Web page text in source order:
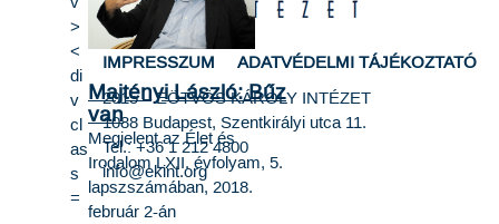
Majtényi László: Bűz
van
Megjelent az Élet és
Irodalom LXII. évfolyam, 5.
lapszszámában, 2018.
február 2-án
IMPRESSZUM ADATVÉDELMI TÁJÉKOZTATÓ
2015 –EÖTVÖS KÁROLY INTÉZET
1088 Budapest, Szentkirályi utca 11.
Tel.: +36 1 212 4800
info@ekint.org